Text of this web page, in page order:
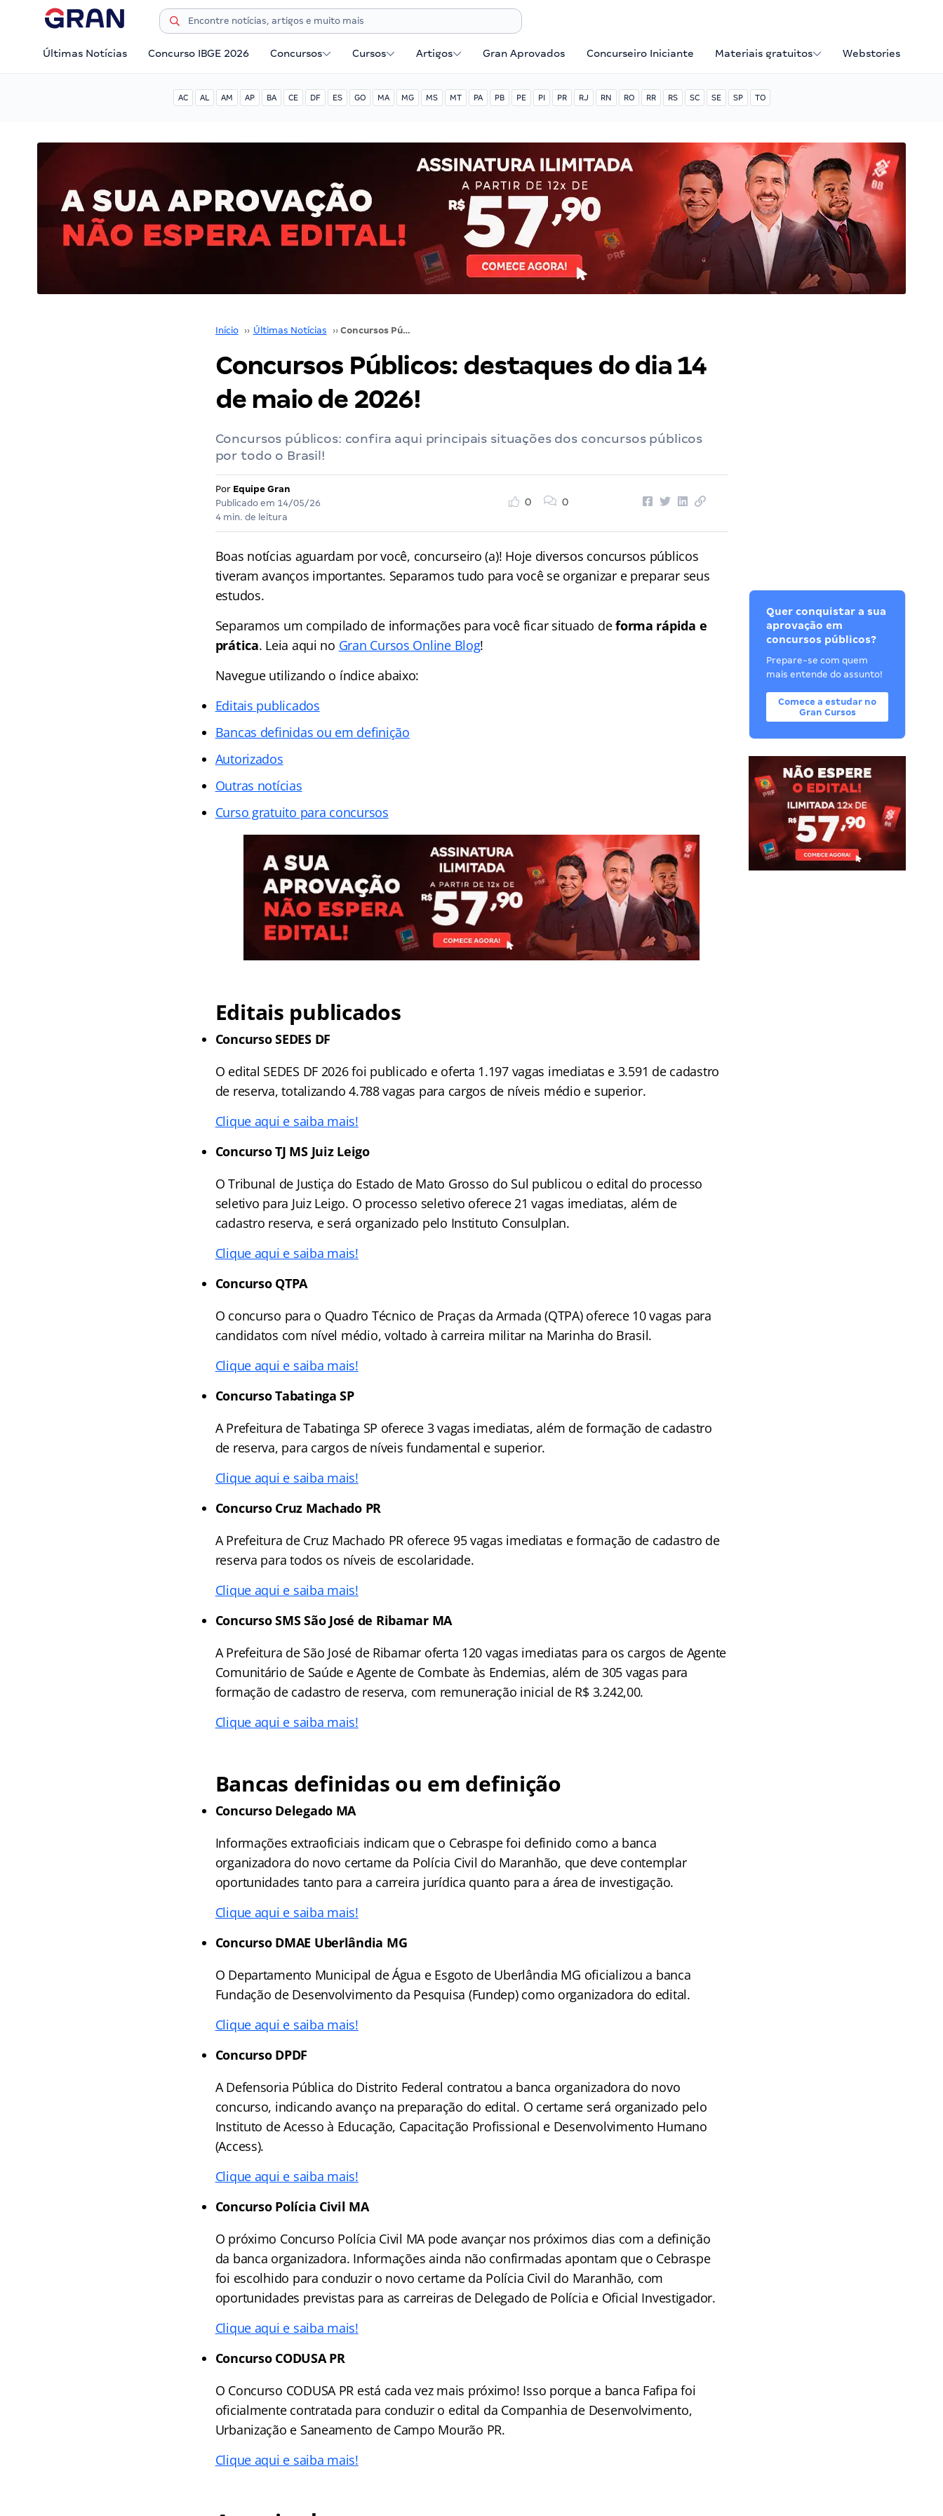
Últimas Notícias Concurso IBGE 2026 Concursos Cursos Artigos Gran Aprovados Concurseiro Iniciante Materiais gratuitos Webstories
AC AL AM AP BA CE DF ES GO MA MG MS MT PA PB PE PI PR RJ RN RO RR RS SC SE SP TO
Início ›› Últimas Notícias ›› Concursos Públicos: destaques do dia 14 de maio de 2026!
Concursos Públicos: destaques do dia 14
de maio de 2026!
Concursos públicos: confira aqui principais situações dos concursos públicos
por todo o Brasil!
Por Equipe Gran
Publicado em 14/05/26
4 min. de leitura
0 0
Boas notícias aguardam por você, concurseiro (a)! Hoje diversos concursos públicos
tiveram avanços importantes. Separamos tudo para você se organizar e preparar seus
estudos.
Separamos um compilado de informações para você ficar situado deforma rápida e
prática. Leia aqui no Gran Cursos Online Blog!
Navegue utilizando o índiceabaixo:
Editais publicados
Bancas definidas ou em definição
Autorizados
Outras notícias
Curso gratuito para concursos
Editais publicados
Concurso SEDES DF
O edital SEDES DF 2026 foi publicado e oferta 1.197 vagas imediatas e 3.591 de cadastro
de reserva, totalizando 4.788 vagas para cargos de níveis médio e superior.
Clique aqui e saiba mais!
Concurso TJ MS Juiz Leigo
O Tribunal de Justiça do Estado de Mato Grosso do Sul publicou o edital do processo
seletivo para Juiz Leigo. O processo seletivo oferece 21 vagas imediatas, além de
cadastro reserva, e será organizado pelo Instituto Consulplan.
Clique aqui e saiba mais!
Concurso QTPA
O concurso para o Quadro Técnico de Praças da Armada (QTPA) oferece 10 vagas para
candidatos com nível médio, voltado à carreira militar na Marinha do Brasil.
Clique aqui e saiba mais!
Concurso Tabatinga SP
A Prefeitura de Tabatinga SP oferece 3 vagas imediatas, além de formação de cadastro
de reserva, para cargos de níveis fundamental e superior.
Clique aqui e saiba mais!
Concurso Cruz Machado PR
A Prefeitura de Cruz Machado PR oferece 95 vagas imediatas e formação de cadastro de
reserva para todos os níveis de escolaridade.
Clique aqui e saiba mais!
Concurso SMS São José de Ribamar MA
A Prefeitura de São José de Ribamar oferta 120 vagas imediatas para os cargos de Agente
Comunitário de Saúde e Agente de Combate às Endemias, além de 305 vagas para
formação de cadastro de reserva, com remuneração inicial de R$ 3.242,00.
Clique aqui e saiba mais!
Bancas definidas ou em definição
Concurso Delegado MA
Informações extraoficiais indicam que o Cebraspe foi definido como a banca
organizadora do novo certame da Polícia Civil do Maranhão, que deve contemplar
oportunidades tanto para a carreira jurídica quanto para a área de investigação.
Clique aqui e saiba mais!
Concurso DMAE Uberlândia MG
O Departamento Municipal de Água e Esgoto de Uberlândia MG oficializou a banca
Fundação de Desenvolvimento da Pesquisa (Fundep) como organizadora do edital.
Clique aqui e saiba mais!
Concurso DPDF
A Defensoria Pública do Distrito Federal contratou a banca organizadora do novo
concurso, indicando avanço na preparação do edital. O certame será organizado pelo
Instituto de Acesso à Educação, Capacitação Profissional e Desenvolvimento Humano
(Access).
Clique aqui e saiba mais!
Concurso Polícia Civil MA
O próximo Concurso Polícia Civil MA pode avançar nos próximos dias com a definição
da banca organizadora. Informações ainda não confirmadas apontam que o Cebraspe
foi escolhido para conduzir o novo certame da Polícia Civil do Maranhão, com
oportunidades previstas para as carreiras de Delegado de Polícia e Oficial Investigador.
Clique aqui e saiba mais!
Concurso CODUSA PR
O Concurso CODUSA PR está cada vez mais próximo! Isso porque a banca Fafipa foi
oficialmente contratada para conduzir o edital da Companhia de Desenvolvimento,
Urbanização e Saneamento de Campo Mourão PR.
Clique aqui e saiba mais!
Quer conquistar a sua
aprovação em
concursos públicos?
Prepare-se com quem
mais entende do assunto!
Comece a estudar no
Gran Cursos